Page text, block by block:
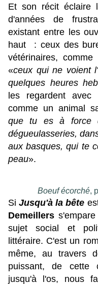
Et son récit éclaire
d'années de
existant entre les
haut : ceux des
vétérinaires,
«ceux quine voient
quelques heures
les regardent
comme un animal
que tu es à force
dégueulasseries,
aux basques, qui te
peau».
Boeuf écorché,
SiJusqu'à la bête
Demeillers
sujet social et
littéraire. C'est un
même, au travers
puissant, de cette
jusqu'à l'os, nous